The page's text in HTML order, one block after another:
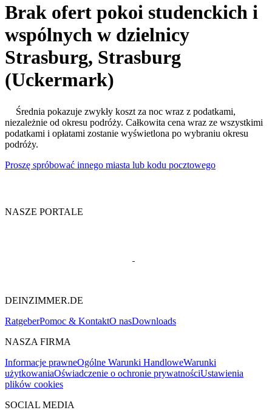
Brak ofert pokoi studenckich i
wspólnych w dzielnicy
Strasburg, Strasburg
(Uckermark)
Średnia pokazuje zwykły koszt za noc wraz z podatkami,
niezależnie od okresu podróży. Całkowita cena wraz ze wszystkimi
podatkami i opłatami zostanie wyświetlona po wybraniu okresu
podróży.
Proszę spróbować innego miasta lub kodu pocztowego
NASZE PORTALE
DEINZIMMER.DE
RatgeberPomoc & KontaktO nasDownloads
NASZA FIRMA
Informacje prawneOgólne Warunki HandloweWarunki
użytkowaniaOświadczenie o ochronie prywatnościUstawienia
plików cookies
SOCIAL MEDIA